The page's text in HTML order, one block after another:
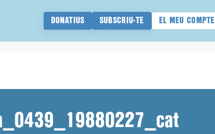
DONATIUS SUBSCRIU-TE EL MEU COMPTE